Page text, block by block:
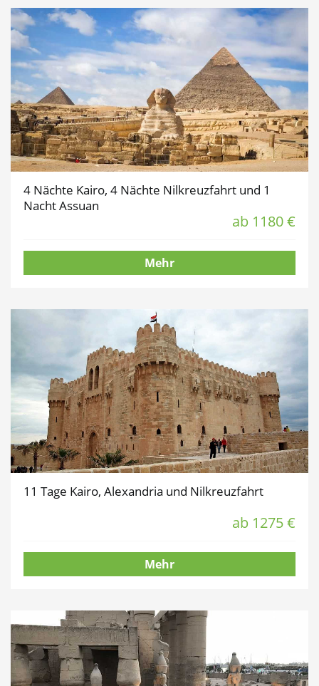
4 Nächte Kairo, 4 Nächte Nilkreuzfahrt und 1
Nacht Assuan
ab 1180 €
Mehr
11 Tage Kairo, Alexandria und Nilkreuzfahrt
ab 1275 €
Mehr